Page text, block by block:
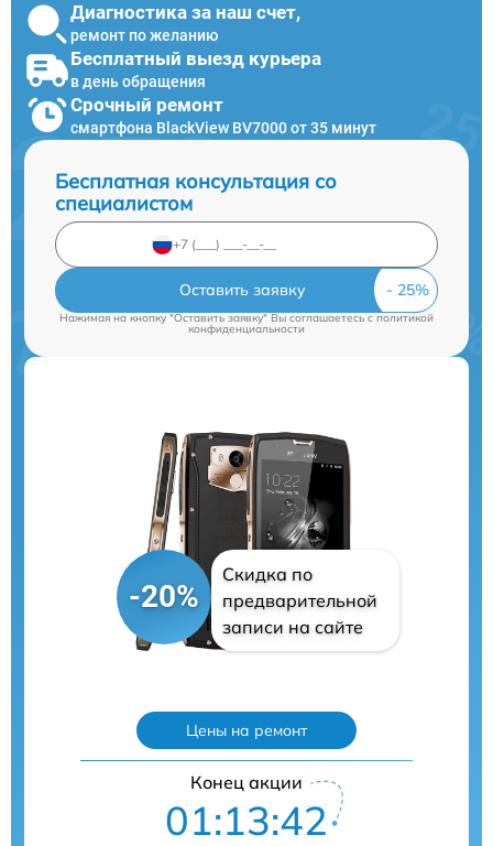
Диагностика за наш счет,
ремонт по желанию
Бесплатный выезд курьера
в день обращения
Срочный ремонт
смартфона BlackView BV7000 от 35 минут
Бесплатная консультация со
специалистом
Оставить заявку
Нажимая на кнопку "Оставить заявку" Вы соглашаетесь cполитикой
конфиденциальности
-20%
Скидка по
предварительной
записи на сайте
Цены на ремонт
Конец акции
01:13:41